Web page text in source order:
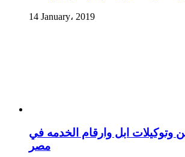
14 January، 2019
وتوكيلات ابل وارقام الخدمه في
مصر